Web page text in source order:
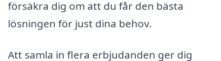
försäkra dig om att du får den bästa
lösningen för just dina behov.
Att samla in flera erbjudanden ger dig